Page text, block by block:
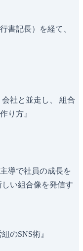
書記長）を経て、
会社と並走し、 組合
り方』
導で社員の成長を
い組合像を発信す
のSNS術』